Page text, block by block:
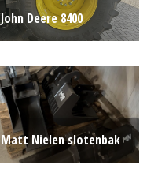
John Deere 8400
#697285
€0
Matt Nielen slotenbak